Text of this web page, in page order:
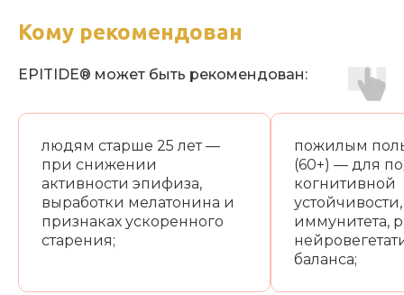
Кому рекомендован
EPITIDE® может быть рекомендован:
людям старше 25 лет —
при снижении
активности эпифиза,
выработки мелатонина и
признаках ускоренного
старения;
пожилым
(60+) — для
когнитивной
устойчивости,
иммунитета,
баланса;